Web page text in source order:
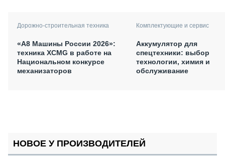
Дорожно-строительная техника
«А8 Машины России 2026»:
техника XCMG в работе на
Национальном конкурсе
механизаторов
Комплектующие и сервис
Аккумулятор для
спецтехники: выбор
технологии, химия и
обслуживание
НОВОЕ У ПРОИЗВОДИТЕЛЕЙ